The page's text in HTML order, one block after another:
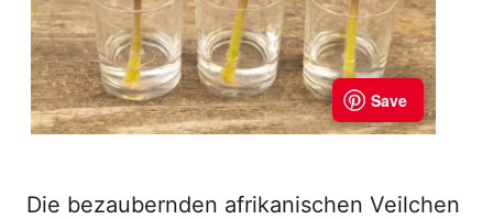
Die bezaubernden afrikanischen Veilchen